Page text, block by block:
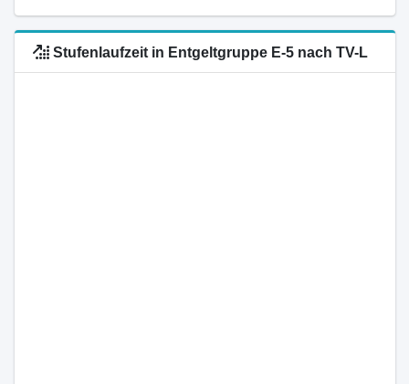
Stufenlaufzeit in Entgeltgruppe E-5 nach TV-L